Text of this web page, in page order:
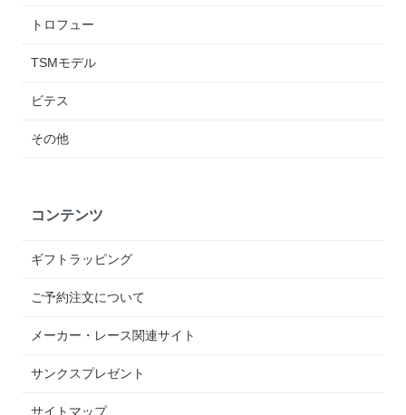
トロフュー
TSMモデル
ビテス
その他
コンテンツ
ギフトラッピング
ご予約注文について
メーカー・レース関連サイト
サンクスプレゼント
サイトマップ